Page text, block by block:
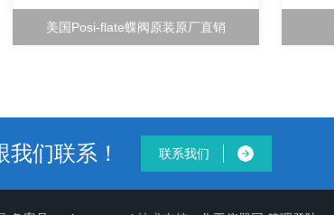
美国Posi-flate蝶阀原装原厂直销
们联系！ 联系我们